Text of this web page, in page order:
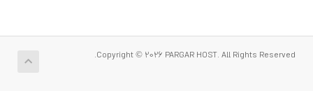
Copyright © 2026 PARGAR HOST. All Rights Reserved.